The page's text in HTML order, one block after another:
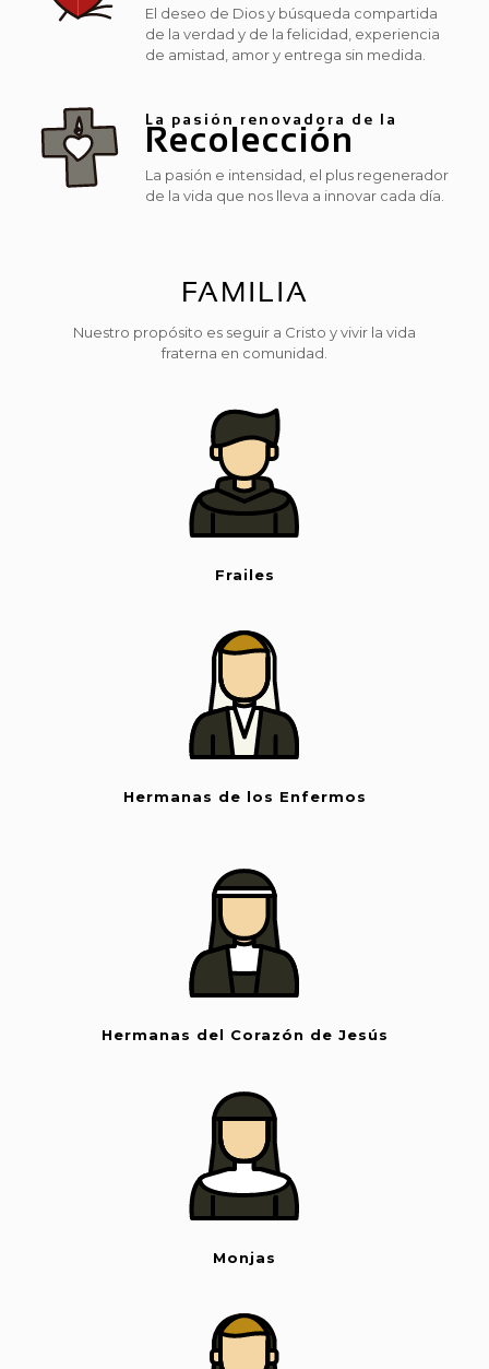
El deseo de Dios y búsqueda compartida
de la verdad y de la felicidad, experiencia
de amistad, amor y entrega sin medida.
La pasión renovadora de la
Recolección
La pasión e intensidad, el plus regenerador
de la vida que nos lleva a innovar cada día.
FAMILIA
Nuestro propósito es seguir a Cristo y vivir la vida
fraterna en comunidad.
Frailes
Hermanas de los Enfermos
Hermanas del Corazón de Jesús
Monjas